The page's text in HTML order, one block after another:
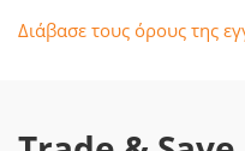
Διάβασε τους όρους της